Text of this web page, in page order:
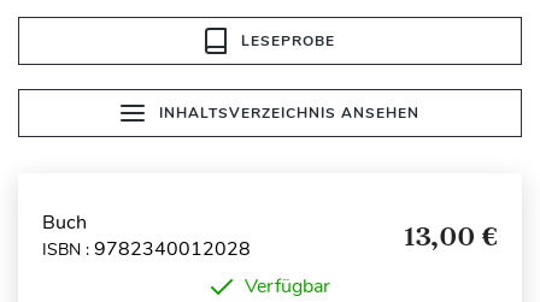
LESEPROBE
INHALTSVERZEICHNIS ANSEHEN
Buch
ISBN : 9782340012028 13,00 €
Verfügbar